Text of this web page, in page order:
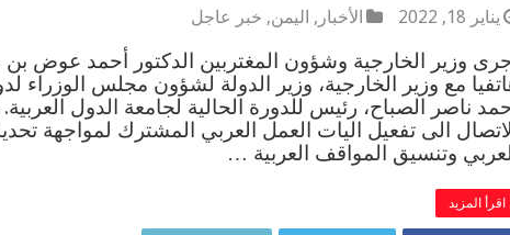
يناير 18, 2022 الأخبار , اليمن, خبر عاجل
وزير الخارجية وشؤون المغتربين الدكتور أحمد عوض بن
مع وزير الخارجية، وزير الدولة لشؤون مجلس الوزراء
ناصر الصباح، رئيس للدورة الحالية لجامعة الدول
الى تفعيل اليات العمل العربي المشترك لمواجهة
وتنسيق المواقف العربية …
اقرأ المزيد